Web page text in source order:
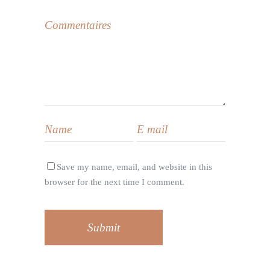
Save my name, email, and website in this
browser for the next time I comment.
Submit